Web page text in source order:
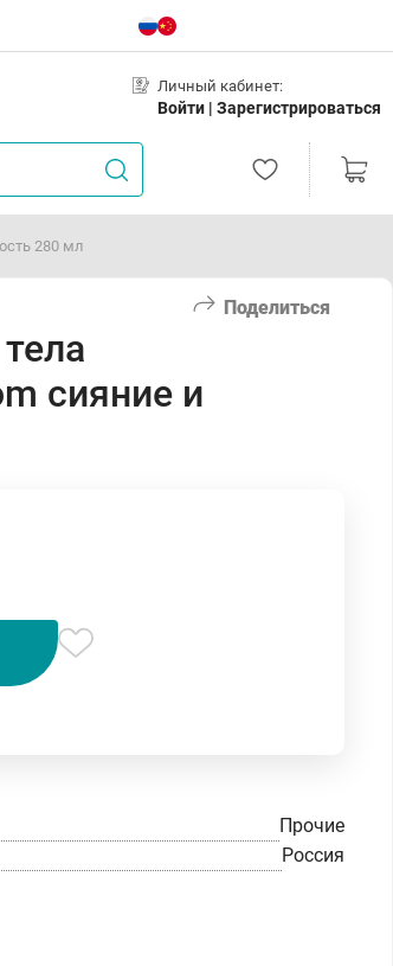
Личный кабинет:
Войти | Зарегистрироваться
280 мл
Поделиться
сияние и
Прочие
Россия